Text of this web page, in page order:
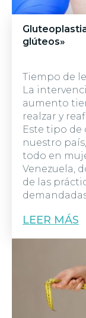
glúteos»
Tiempo de
La
aumento
realzar y
Este tipo de
nuestro
todo en
Venezuela,
de las
LEER MÁS